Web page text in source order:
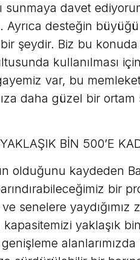
sunmaya davet
Ayrıca desteğin
şeydir. Biz bu konuda
kullanılması için
var, bu
daha güzel bir
BİN 500’E
olduğunu kaydeden
bir
senelere yaydığımız
yaklaşık